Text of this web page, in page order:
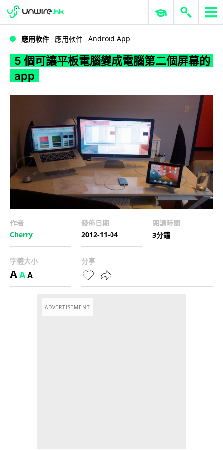
5 個可讓平板電腦變成電腦第二個屏幕的 app
WWDC 2026 ERP 與商業 AI
應用軟件 應用軟件 Android App
5 個可讓平板電腦變成電腦第二個屏幕的
app
作者
Cherry
發佈日期
2012-11-04
閱讀時間
3分鐘
字體大小
AAA
分享
ADVERTISEMENT